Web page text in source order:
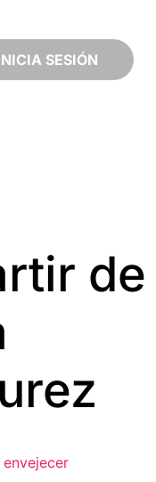
SESIÓN
de